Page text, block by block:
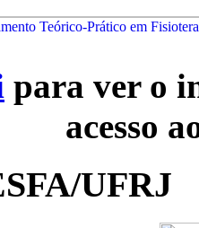
para ver o
acesso
UFRJ